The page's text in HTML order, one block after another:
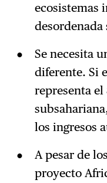
ecosistemas
desordenada
Se necesita
diferente. Si
representa
los ingresos
A pesar de
proyecto